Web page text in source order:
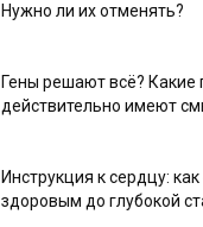
Нужно ли их отменять?
Гены решают всё? Какие
действительно имеют
Инструкция к сердцу:
здоровым до глубокой